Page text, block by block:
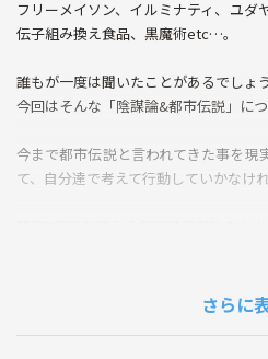
フリーメイソン、イルミナティ、ユダ
伝子組み換え食品、黒魔術etc…。
誰もが一度は聞いたことがあるでしょ
今回はそんな「陰謀論&都市伝説」に
今まで都市伝説と言われてきた事を現
て、自分達で考えて行動していかなけ
さらに